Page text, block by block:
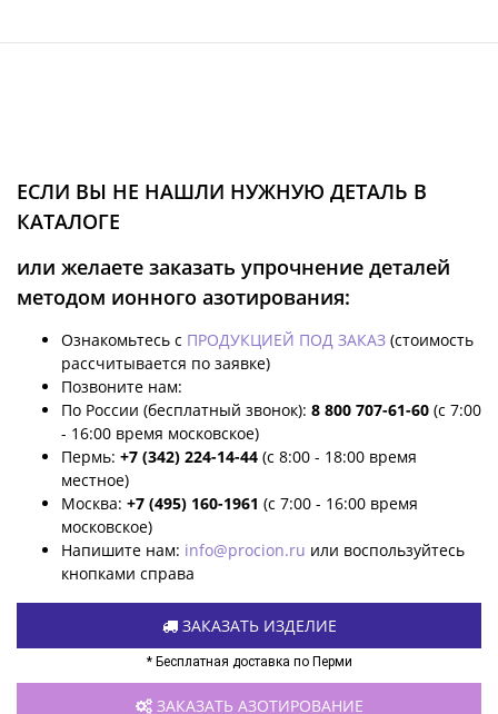
ЕСЛИ ВЫ НЕ НАШЛИ НУЖНУЮ ДЕТАЛЬ В
КАТАЛОГЕ
или желаете заказать упрочнение деталей
методом ионного азотирования:
Ознакомьтесь с ПРОДУКЦИЕЙ ПОД ЗАКАЗ (стоимость
рассчитывается по заявке)
Позвоните нам:
По России (бесплатный звонок): 8 800 707-61-60 (с 7:00
- 16:00 время московское)
Пермь: +7 (342) 224-14-44 (с 8:00 - 18:00 время
местное)
Москва: +7 (495) 160-1961 (с 7:00 - 16:00 время
московское)
Напишите нам: info@procion.ru или воспользуйтесь
кнопками справа
ЗАКАЗАТЬ ИЗДЕЛИЕ
* Бесплатная доставка по Перми
ЗАКАЗАТЬ АЗОТИРОВАНИЕ